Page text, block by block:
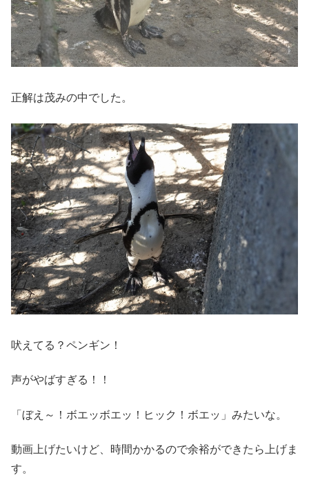
正解は茂みの中でした。
吠えてる？ペンギン！
声がやばすぎる！！
「ぼえ～！ボエッボエッ！ヒック！ボエッ」みたいな。
動画上げたいけど、時間かかるので余裕ができたら上げま
す。